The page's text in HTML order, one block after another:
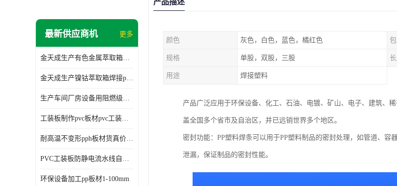
pvc萃取板
最新供应商机 更多
金天成生产有色金属萃取箱焊接pvc板
金天成生产镍钴萃取箱焊接pvc萃取板
生产车间厂房设备用阻燃级别pp硬板
工装板制作pvc板材pvc工装板材可折弯
耐高温不变形pph板材货真价值pph板材
PVC工装板防静电流水线自动化倍速线工装板
环保设备加工pp板材1-100mm
产品描述
颜色 灰色，白色，蓝色，橘红色
规格 单股，双股，三股
用途 焊接塑料
产品广泛应用于环保设备、化工、石油、电镀、矿山、电子、建筑、
盖全国多个省市及自治区，并已远销世界多个地区。
密封功能：PP塑料焊条可以用于PP塑料制品的密封处理，如管道、
泄漏，保证制品的密封性能。